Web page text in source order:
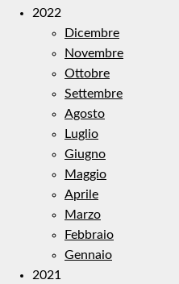
2022
Dicembre
Novembre
Ottobre
Settembre
Agosto
Luglio
Giugno
Maggio
Aprile
Marzo
Febbraio
Gennaio
2021